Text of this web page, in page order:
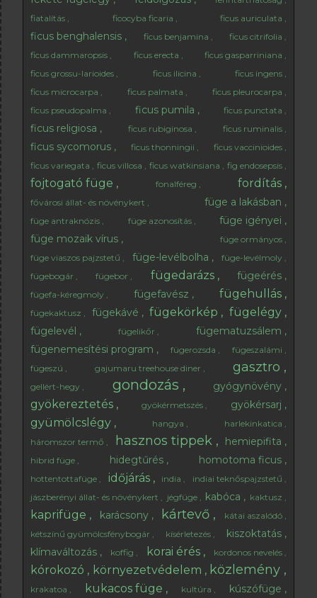
fiatalítás
ficocyba ficaria ficus auriculata
ficus benghalensis ficus benjamina
ficus citrifolia
ficus dammaropsis
ficus erecta
ficus gasparriniana
ficus grossu-larioides
ficus ilicina
ficus ingens
ficus microcarpa
ficus palmata
ficus pleurocarpa
ficus pseudopalma
ficus pumila ficus punctata
ficus religiosa ficus rubiginosa ficus ruminalis
ficus sycomorus ficus thonningii
ficus vaccinioides
ficus variegata
ficus villosa ficus watkinsiana fig endosepsis
fojtogató füge fonalféreg fordítás
fővárosi állat- és növénykert füge a lakásban
füge antraknózis füge azonosítás
füge igényei
füge mozaik vírus
füge ormányos
füge viaszos pajzstetű
füge-levélbolha
füge-levélmoly
fügebogár
fügebor fügedarázs fügeérés
fügefa-kéregmoly fügefavész fügehullás
fügekaktusz fügekávé fügekörkép fügelégy
fügelevél fügelikőr
fügematuzsálem
fügenemesítési program
fügerozsda
fügeszalámi
fügeszú
gajumaru treehouse diner gasztro
gellért-hegy gondozás gyógynövény
gyökereztetés gyökérmetszés gyökérsarj
gyümölcslégy hangya
harlekinkatica
háromszor termő
hasznos tippek hemiepifita
hibrid füge hidegtűrés homotoma ficus
hottentottafüge időjárás india
indiai teknőspajzstetű
jászberényi állat- és növénykert
jégfüge kabóca kaktusz
kaprifüge karácsony kártevő
kátai aszalódó
kétszínű gyümölcsfénybogár
kísérletezés
kiszoktatás
klímaváltozás
koffig korai érés kordonos nevelés
kórokozó környezetvédelem közlemény
krakatoa kukacos füge kultúra
kúszófüge